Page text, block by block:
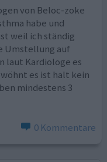
von Beloc-zoke
habe und
weil ich ständig
Umstellung auf
laut Kardiologe es
es ist halt kein
mindestens 3
0 Kommentare